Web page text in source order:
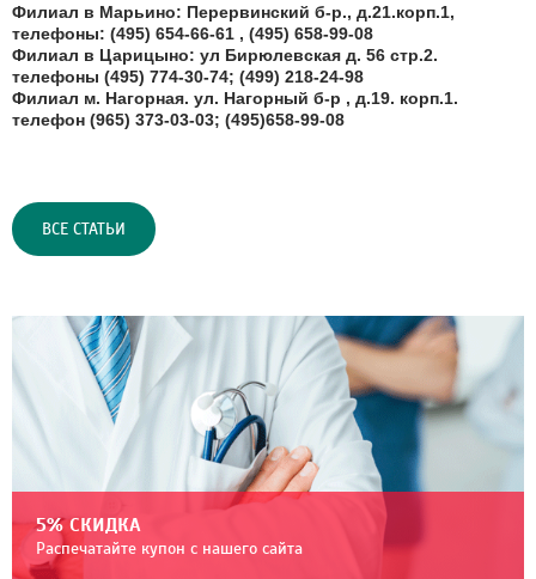
Филиал в Марьино: Перервинский б-р., д.21.корп.1,
телефоны: (495) 654-66-61 , (495) 658-99-08
Филиал в Царицыно: ул Бирюлевская д. 56 стр.2.
телефоны (495) 774-30-74; (499) 218-24-98
Филиал м. Нагорная. ул. Нагорный б-р , д.19. корп.1.
телефон (965) 373-03-03; (495)658-99-08
ВСЕ СТАТЬИ
5% СКИДКА
Распечатайте купон с нашего сайта